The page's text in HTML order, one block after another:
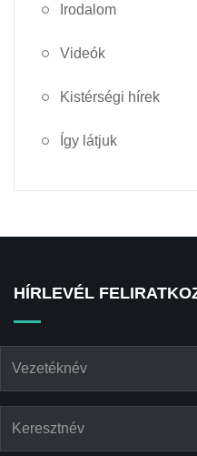
Irodalom
Videók
Kistérségi hírek
Így látjuk
HÍRLEVÉL